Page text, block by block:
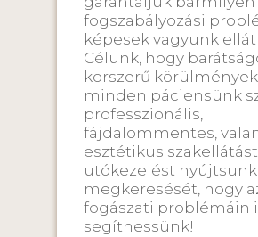
fogszabályozási
képesek vagyunk
Célunk, hogy
korszerű
minden páciensünk
professzionális,
fájdalommentes,
esztétikus
utókezelést
megkeresését, hogy
fogászati problémáin
segíthessünk!